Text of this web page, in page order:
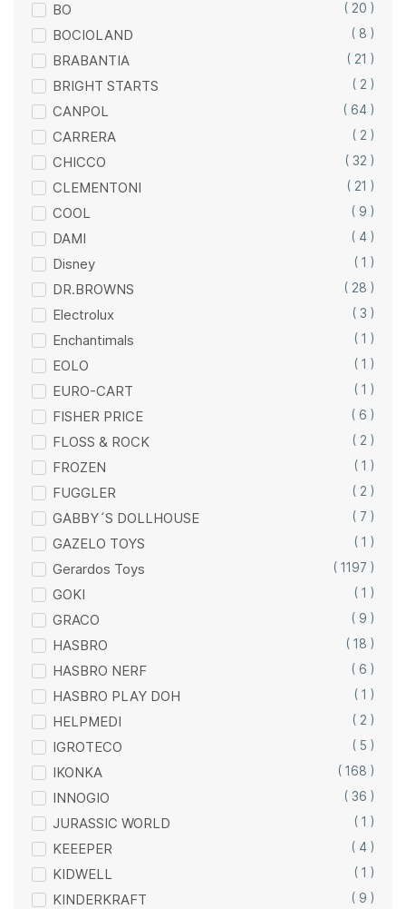
BO ( 20 )
BOCIOLAND ( 8 )
BRABANTIA ( 21 )
BRIGHT STARTS ( 2 )
CANPOL ( 64 )
CARRERA ( 2 )
CHICCO ( 32 )
CLEMENTONI ( 21 )
COOL ( 9 )
DAMI ( 4 )
Disney ( 1 )
DR.BROWNS ( 28 )
Electrolux ( 3 )
Enchantimals ( 1 )
EOLO ( 1 )
EURO-CART ( 1 )
FISHER PRICE ( 6 )
FLOSS & ROCK ( 2 )
FROZEN ( 1 )
FUGGLER ( 2 )
GABBY´S DOLLHOUSE ( 7 )
GAZELO TOYS ( 1 )
Gerardos Toys ( 1197 )
GOKI ( 1 )
GRACO ( 9 )
HASBRO ( 18 )
HASBRO NERF ( 6 )
HASBRO PLAY DOH ( 1 )
HELPMEDI ( 2 )
IGROTECO ( 5 )
IKONKA ( 168 )
INNOGIO ( 36 )
JURASSIC WORLD ( 1 )
KEEEPER ( 4 )
KIDWELL ( 1 )
KINDERKRAFT ( 9 )